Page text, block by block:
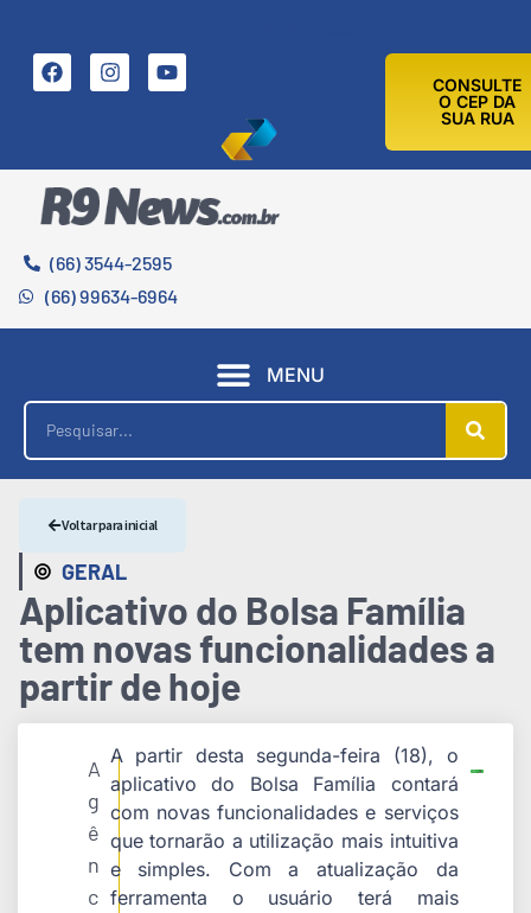
CONSULTE
O CEP DA
SUA RUA
(66) 3544-2595
(66) 99634-6964
MENU
GERAL
Voltar para inicial
Aplicativo do Bolsa Família
tem novas funcionalidades a
partir de hoje
A
g
ê
n
c
A partir desta segunda-feira (18), o
aplicativo do Bolsa Família contará
com novas funcionalidades e serviços
que tornarão a utilização mais intuitiva
e simples. Com a atualização da
ferramenta o usuário terá mais